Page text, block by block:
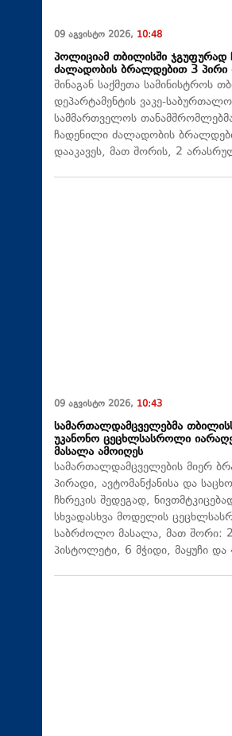
09 აგვისტო 2026, 10:48
პოლიციამ თბილისში ჯგუფურად
ძალადობის ბრალდებით 3 პირი
შინაგან საქმეთა სამინისტროს
დეპარტამენტის ვაკე-
სამმართველოს
ჩადენილი ძალადობის
დააკავეს, მათ შორის, 2
09 აგვისტო 2026, 10:43
სამართალდამცველებმა
უკანონო ცეცხლსასროლი
მასალა ამოიღეს
სამართალდამცველების მიერ
პირადი, ავტომანქანისა და
ჩხრეკის შედეგად,
სხვადასხვა მოდელის
საბრძოლო მასალა, მათ შორი:
პისტოლეტი, 6 მჭიდი, მაყუჩი და